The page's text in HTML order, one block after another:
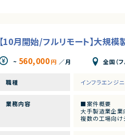
【10月開始/フルリモート】大規
~ 560,000円 ／月 全国（
職種 インフラエンジ
業務内容
■案件概要
大手製造業企業
複数の工場向け